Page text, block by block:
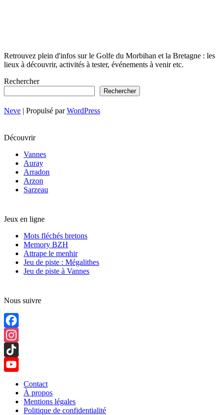
Retrouvez plein d'infos sur le Golfe du Morbihan et la Bretagne : les
lieux à découvrir, activités à tester, événements à venir etc.
Rechercher
Rechercher
Neve | Propulsé parWordPress
Découvrir
Vannes
Auray
Arradon
Arzon
Sarzeau
Jeux en ligne
Mots fléchés bretons
Memory BZH
Attrape le menhir
Jeu de piste : Mégalithes
Jeu de piste à Vannes
Nous suivre
Facebook
Instagram
TikTok
Channel
Contact
À propos
Mentions légales
Politique de confidentialité